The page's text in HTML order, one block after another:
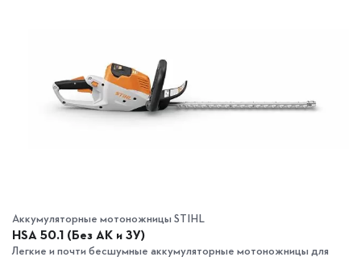
Аккумуляторные мотоножницы STIHL
HSA 50.1 (Без АК и ЗУ)
Легкие и почти бесшумные аккумуляторные мотоножницы для